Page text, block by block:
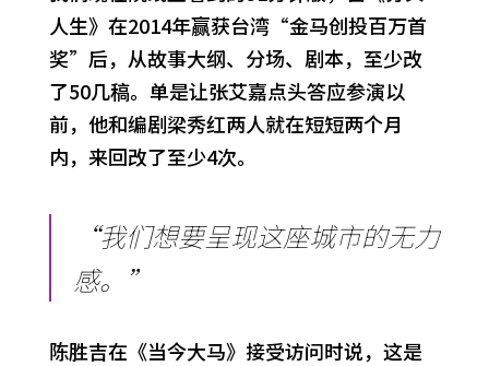
人生》在2014年赢获台湾“金马创投百万首
奖”后，从故事大纲、分场、剧本，至少改
了50几稿。单是让张艾嘉点头答应参演以
前，他和编剧梁秀红两人就在短短两个月
内，来回改了至少4次。
“我们想要呈现这座城市的无力
感。”
陈胜吉在《当今大马》接受访问时说，这是